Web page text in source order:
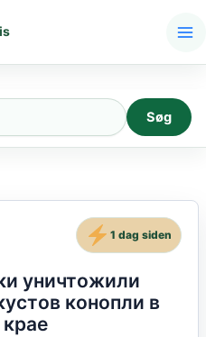
Søg
уничтожили
конопли в
1 dag siden